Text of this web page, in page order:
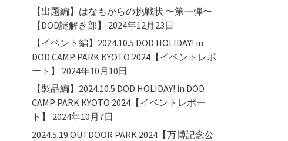
【出題編】はなもからの挑戦状 〜第一弾〜
【DOD謎解き部】
2024年12月23日
【イベント編】2024.10.5 DOD HOLIDAY! in
DOD CAMP PARK KYOTO 2024【イベントレポ
ート】
2024年10月10日
【製品編】2024.10.5 DOD HOLIDAY! in DOD
CAMP PARK KYOTO 2024【イベントレポー
ト】
2024年10月7日
2024.5.19 OUTDOOR PARK 2024【万博記念公